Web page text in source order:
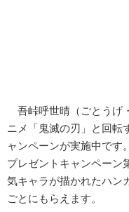
吾峠呼世晴（ごとうげ
ニメ「鬼滅の刃」と回転
ャンペーンが実施中です
プレゼントキャンペーン
気キャラが描かれたハン
ごとにもらえます。